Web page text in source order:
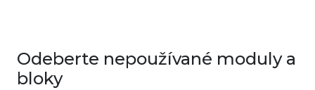
Odeberte nepoužívané moduly a
bloky